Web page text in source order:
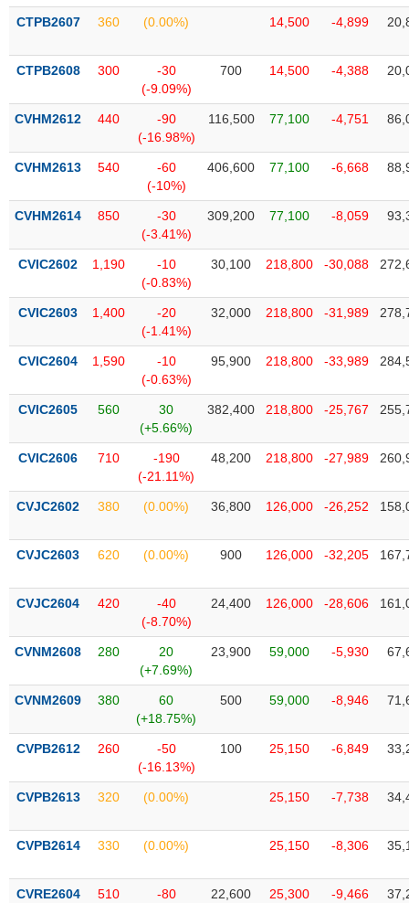
CTPB2607 360 (0.00%) 14,500 -4,899
CTPB2608 300
-30
(-9.09%)
700 14,500 -4,388
CVHM2612 440
-90
(-16.98%)
116,500 77,100 -4,751
CVHM2613 540
-60
(-10%)
406,600 77,100 -6,668
CVHM2614 850
-30
(-3.41%)
309,200 77,100 -8,059
CVIC2602 1,190
-10
(-0.83%)
30,100 218,800 -30,088
CVIC2603 1,400
-20
(-1.41%)
32,000 218,800 -31,989
CVIC2604 1,590
-10
(-0.63%)
95,900 218,800 -33,989
CVIC2605 560
30
(+5.66%)
382,400 218,800 -25,767
CVIC2606 710
-190
(-21.11%)
48,200 218,800 -27,989
CVJC2602 380 (0.00%) 36,800 126,000 -26,252
CVJC2603 620 (0.00%) 900 126,000 -32,205
CVJC2604 420
-40
(-8.70%)
24,400 126,000 -28,606
CVNM2608 280
20
(+7.69%)
23,900 59,000 -5,930
CVNM2609 380
60
(+18.75%)
500 59,000 -8,946
CVPB2612 260
-50
(-16.13%)
100 25,150 -6,849
CVPB2613 320 (0.00%) 25,150 -7,738
CVPB2614 330 (0.00%) 25,150 -8,306
CVRE2604 510
-80
22,600 25,300 -9,466
đạo
(-)
Tất cả Người nội bộ Người liên quan Cổ đông lớn
Tin
tức
của
giả
(-)
phân
tích
Thuật
ngữ
vụ
(-)
tạo
Công